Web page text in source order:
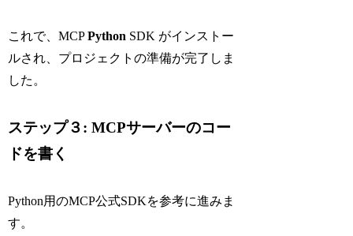
これで、MCPPython SDK がインストー
ルされ、プロジェクトの準備が完了しま
した。
ステップ３: MCPサーバーのコー
ドを書く
Python用のMCP公式SDKを参考に進みま
す。